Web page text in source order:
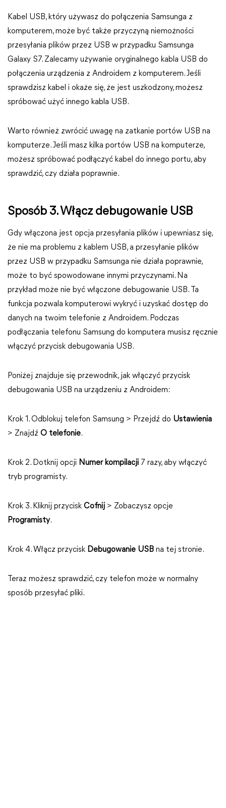
Kabel USB, który używasz do połączenia Samsunga z
komputerem, może być także przyczyną niemożności
przesyłania plików przez USB w przypadku Samsunga
Galaxy S7. Zalecamy używanie oryginalnego kabla USB do
połączenia urządzenia z Androidem z komputerem. Jeśli
sprawdzisz kabel i okaże się, że jest uszkodzony, możesz
spróbować użyć innego kabla USB.
Warto również zwrócić uwagę na zatkanie portów USB na
komputerze. Jeśli masz kilka portów USB na komputerze,
możesz spróbować podłączyć kabel do innego portu, aby
sprawdzić, czy działa poprawnie.
Sposób 3. Włącz debugowanie USB
Gdy włączona jest opcja przesyłania plików i upewniasz się,
że nie ma problemu z kablem USB, a przesyłanie plików
przez USB w przypadku Samsunga nie działa poprawnie,
może to być spowodowane innymi przyczynami. Na
przykład może nie być włączone debugowanie USB. Ta
funkcja pozwala komputerowi wykryć i uzyskać dostęp do
danych na twoim telefonie z Androidem. Podczas
podłączania telefonu Samsung do komputera musisz ręcznie
włączyć przycisk debugowania USB.
Poniżej znajduje się przewodnik, jak włączyć przycisk
debugowania USB na urządzeniu z Androidem:
Krok 1. Odblokuj telefon Samsung > Przejdź do Ustawienia
> Znajdź O telefonie.
Krok 2. Dotknij opcji Numer kompilacji 7 razy, aby włączyć
tryb programisty.
Krok 3. Kliknij przycisk Cofnij > Zobaczysz opcje
Programisty.
Krok 4. Włącz przycisk Debugowanie USB na tej stronie.
Teraz możesz sprawdzić, czy telefon może w normalny
sposób przesyłać pliki.